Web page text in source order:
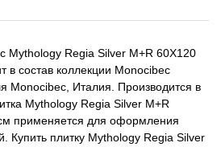
Mythology Regia Silver M+R 60X120
в состав коллекции Monocibec
Monocibec, Италия. Производится в
Mythology Regia Silver M+R
применяется для оформления
Купить плитку Mythology Regia Silver